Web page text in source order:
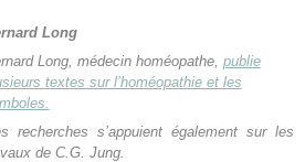
Long
Long, médecin homéopathe, publie
textes sur l’homéopathie et les
recherches s’appuient également sur les
de C.G. Jung.